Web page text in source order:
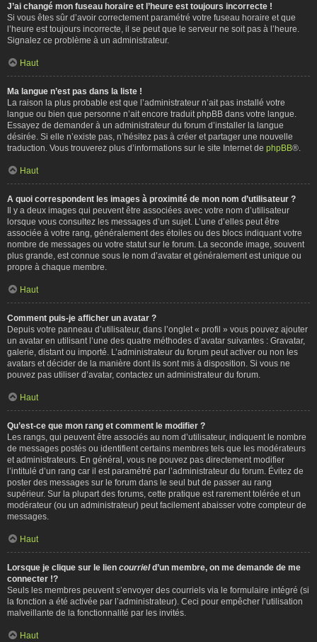
J’ai changé mon fuseau horaire et l’heure est toujours incorrecte !
Si vous êtes sûr d’avoir correctement paramétré votre fuseau horaire et que
l’heure est toujours incorrecte, il se peut que le serveur ne soit pas à l’heure.
Signalez ce problème à un administrateur.
Haut
Ma langue n’est pas dans la liste !
La raison la plus probable est que l’administrateur n’ait pas installé votre
langue ou bien que personne n’ait encore traduit phpBB dans votre langue.
Essayez de demander à un administrateur du forum d’installer la langue
désirée. Si elle n’existe pas, n’hésitez pas à créer et partager une nouvelle
traduction. Vous trouverez plus d’informations sur le site Internet de phpBB®.
Haut
A quoi correspondent les images à proximité de mon nom d’utilisateur ?
Il y a deux images qui peuvent être associées avec votre nom d’utilisateur
lorsque vous consultez les messages d’un sujet. L’une d’elles peut être
associée à votre rang, généralement des étoiles ou des blocs indiquant votre
nombre de messages ou votre statut sur le forum. La seconde image, souvent
plus grande, est connue sous le nom d’avatar et généralement est unique ou
propre à chaque membre.
Haut
Comment puis-je afficher un avatar ?
Depuis votre panneau d’utilisateur, dans l’onglet « profil » vous pouvez ajouter
un avatar en utilisant l’une des quatre méthodes d’avatar suivantes : Gravatar,
galerie, distant ou importé. L’administrateur du forum peut activer ou non les
avatars et décider de la manière dont ils sont mis à disposition. Si vous ne
pouvez pas utiliser d’avatar, contactez un administrateur du forum.
Haut
Qu’est-ce que mon rang et comment le modifier ?
Les rangs, qui peuvent être associés au nom d’utilisateur, indiquent le nombre
de messages postés ou identifient certains membres tels que les modérateurs
et administrateurs. En général, vous ne pouvez pas directement modifier
l’intitulé d’un rang car il est paramétré par l’administrateur du forum. Évitez de
poster des messages sur le forum dans le seul but de passer au rang
supérieur. Sur la plupart des forums, cette pratique est rarement tolérée et un
modérateur (ou un administrateur) peut facilement abaisser votre compteur de
messages.
Haut
Lorsque je clique sur le lien courrield’un membre, on me demande de me
connecter !?
Seuls les membres peuvent s’envoyer des courriels via le formulaire intégré (si
la fonction a été activée par l’administrateur). Ceci pour empêcher l’utilisation
malveillante de la fonctionnalité par les invités.
Haut